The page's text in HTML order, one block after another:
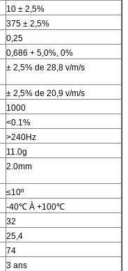
10 ± 2,5%
375 ± 2,5%
0,25
0,686 + 5,0%, 0%
± 2,5% de 28,8 v/m/s
± 2,5% de 20,9 v/m/s
1000
<0.1%
>240Hz
11.0g
2.0mm
≤10º
-40℃ À +100℃
32
25,4
74
3 ans